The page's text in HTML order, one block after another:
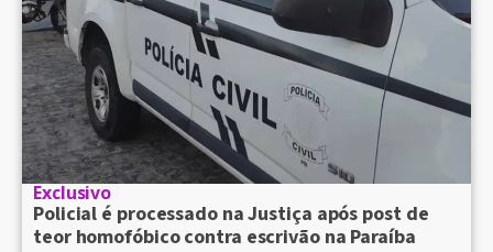
Exclusivo
Policial é processado na Justiça após post de
teor homofóbico contra escrivão na Paraíba